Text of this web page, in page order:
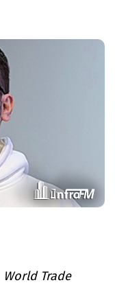
World Trade